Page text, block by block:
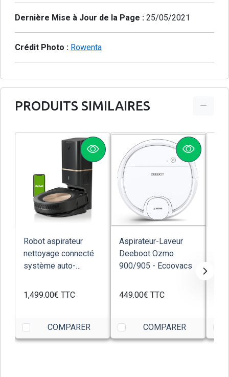
Dernière Mise à Jour de la Page : 25/05/2021
Crédit Photo : Rowenta
PRODUITS SIMILAIRES
Robot aspirateur
nettoyage connecté
système auto-
1,499.00€ TTC
COMPARER
Aspirateur-Laveur
Deeboot Ozmo
900/905 - Ecoovacs
449.00€ TTC
COMPARER